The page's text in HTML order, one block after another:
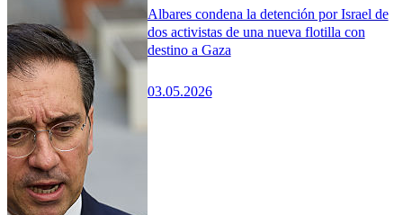
Albares condena la detención por Israel de
dos activistas de una nueva flotilla con
destino a Gaza
03.05.2026